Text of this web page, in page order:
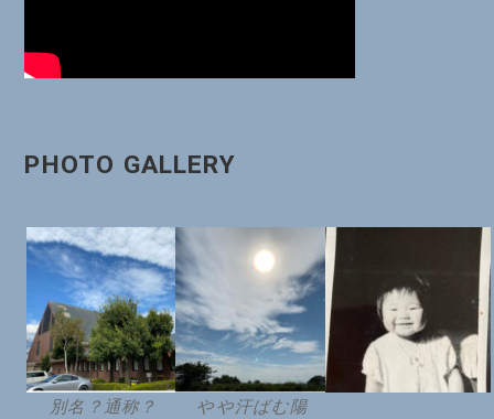
PHOTO GALLERY
別名？通称？
やや汗ばむ陽